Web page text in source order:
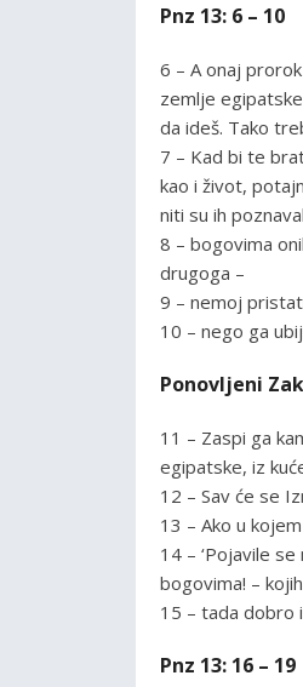
Pnz 13: 6 – 10
6 – A onaj
zemlje
da ideš. Tako
7 – Kad bi te
kao i život,
niti su ih
8 – bogovima
drugoga –
9 – nemoj
10 – nego ga
Ponovljeni
11 – Zaspi ga
egipatske, iz
12 – Sav će se
13 – Ako u
14 – ‘Pojavile
bogovima! –
15 – tada dobro
Pnz 13: 16 – 19